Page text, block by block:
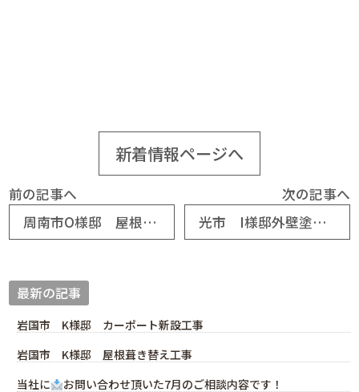
新着情報ページへ
前の記事へ
周南市O様邸 屋根塗装工事
次の記事へ
光市 I様邸外壁塗装工事
最新の記事
岩国市 K様邸 カーポート新設工事
岩国市 K様邸 屋根葺き替え工事
当社に
お問い合わせ頂いた7月のご相談内容です！